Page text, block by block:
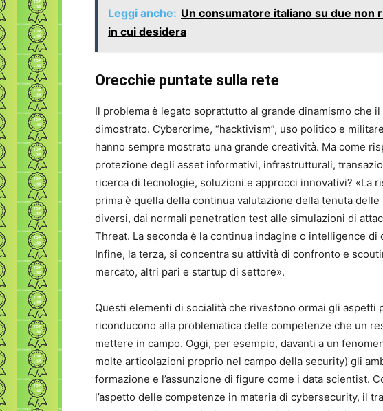
Leggi anche: Un consumatore italiano su due non
in cui desidera
Orecchie puntate sulla rete
Il problema è legato soprattutto al grande dinamismo che
dimostrato. Cybercrime, “hacktivism”, uso politico e
hanno sempre mostrato una grande creatività. Ma come
protezione degli asset informativi, infrastrutturali,
ricerca di tecnologie, soluzioni e approcci innovativi? «La
prima è quella della continua valutazione della tenuta
diversi, dai normali penetration test alle simulazioni di
Threat. La seconda è la continua indagine o intelligence di
Infine, la terza, si concentra su attività di confronto e
mercato, altri pari e startup di settore».
Questi elementi di socialità che rivestono ormai gli aspetti
riconducono alla problematica delle competenze che un
mettere in campo. Oggi, per esempio, davanti a un
molte articolazioni proprio nel campo della security) gli
formazione e l’assunzione di figure come i data scientist.
l’aspetto delle competenze in materia di cybersecurity, il